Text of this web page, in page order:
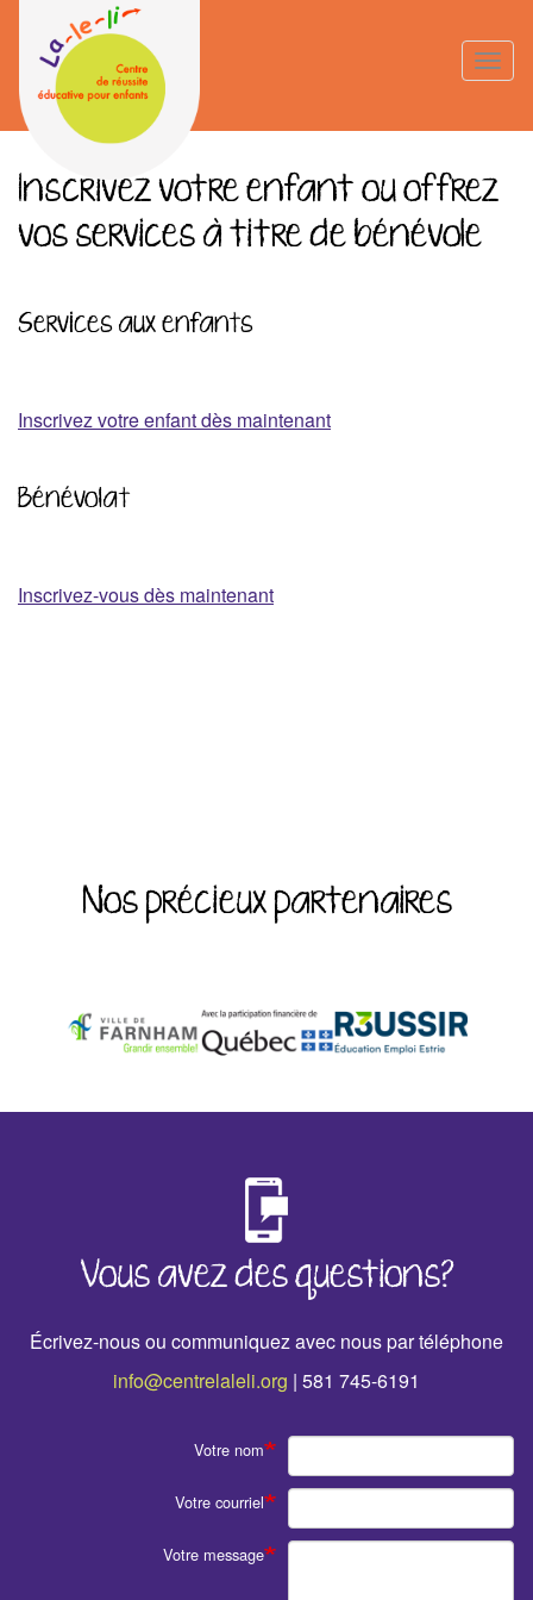
contenu
principal
Toggle
Inscrivez votre enfant ou offrez
vos services à titre de bénévole
Services aux enfants
Inscrivez votre enfant dès maintenant
Bénévolat
Inscrivez-vous dès maintenant
Nos précieux partenaires
Vous avez des questions?
Écrivez-nous ou communiquez avec nous par téléphone
info@centrelaleli.org | 581 745-6191
Votre nom
Votre courriel
Votre message